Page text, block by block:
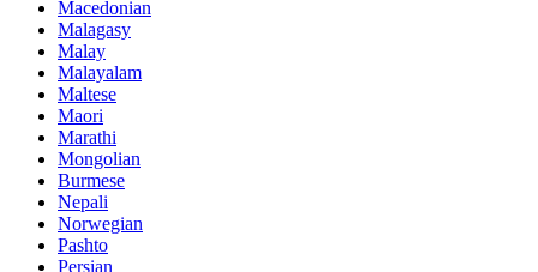
Macedonian
Malagasy
Malay
Malayalam
Maltese
Maori
Marathi
Mongolian
Burmese
Nepali
Norwegian
Pashto
Persian